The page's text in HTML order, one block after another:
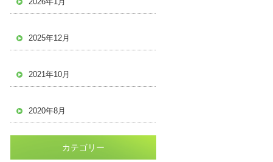
2025年12月
2021年10月
2020年8月
カテゴリー